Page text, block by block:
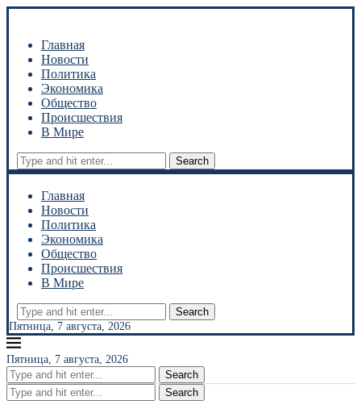
Главная
Новости
Политика
Экономика
Общество
Происшествия
В Мире
Search
Главная
Новости
Политика
Экономика
Общество
Происшествия
В Мире
Search
Пятница, 7 августа, 2026
Пятница, 7 августа, 2026
Search
Search